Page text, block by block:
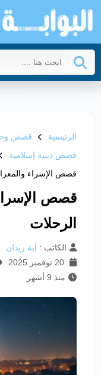
الرئيسية
قصص
قصص دينية إسلامية
قصص الإسراء
قصص
الرحلات
الكاتب : آية زيدان
منذ 9 أشهر